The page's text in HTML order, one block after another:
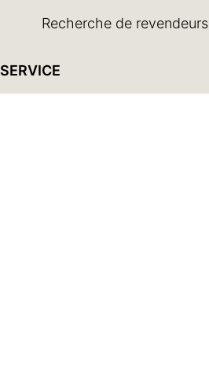
Recherche de revendeurs
SERVICE